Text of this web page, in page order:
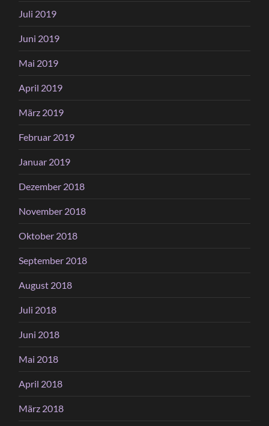
Juli 2019
Juni 2019
Mai 2019
April 2019
März 2019
Februar 2019
Januar 2019
Dezember 2018
November 2018
Oktober 2018
September 2018
August 2018
Juli 2018
Juni 2018
Mai 2018
April 2018
März 2018